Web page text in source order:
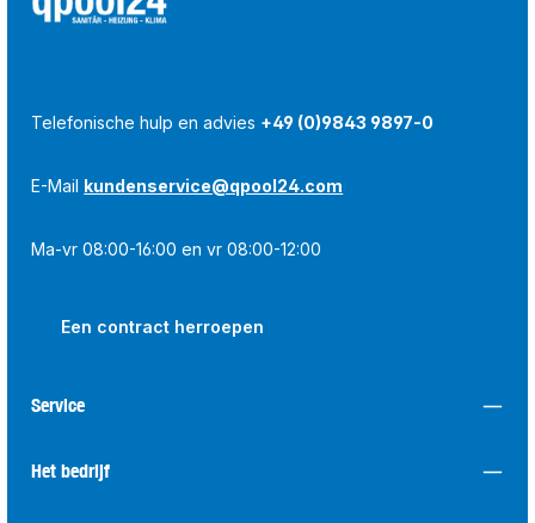
Telefonische hulp en advies +49 (0)9843 9897-0
E-Mail kundenservice@qpool24.com
Ma-vr 08:00-16:00 en vr 08:00-12:00
Een contract herroepen
Service
Het bedrijf